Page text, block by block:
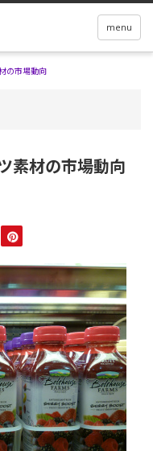
menu
の市場動向
素材の市場動向